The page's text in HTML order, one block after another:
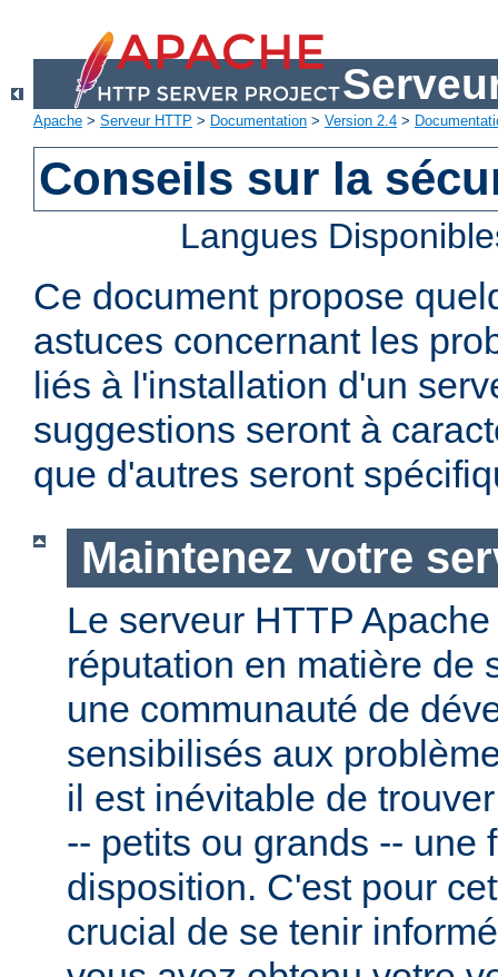
Apache > Serveur HTTP > Documentation > Version 2.4 >
Conseils sur la
Langues
Ce document propose
astuces concernant les
liés à l'installation d'un
suggestions seront à
que d'autres seront
Maintenez votre
Le serveur HTTP
réputation en matière de
une communauté de
sensibilisés aux
il est inévitable de
-- petits ou grands -- une
disposition. C'est pour
crucial de se tenir